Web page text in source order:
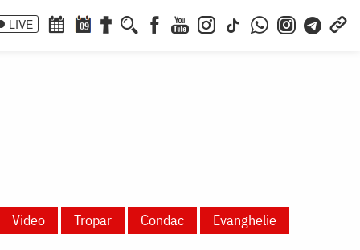
LIVE 09
Video Tropar Condac Evanghelie